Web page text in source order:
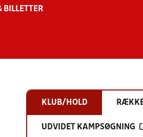
BILLETTER
KLUB/HOLD
UDVIDET KAMPSØGNING